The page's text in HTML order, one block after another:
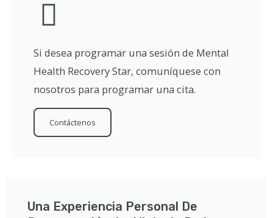
Si desea programar una sesión de Mental
Health Recovery Star, comuníquese con
nosotros para programar una cita.
Contáctenos
Una Experiencia Personal De